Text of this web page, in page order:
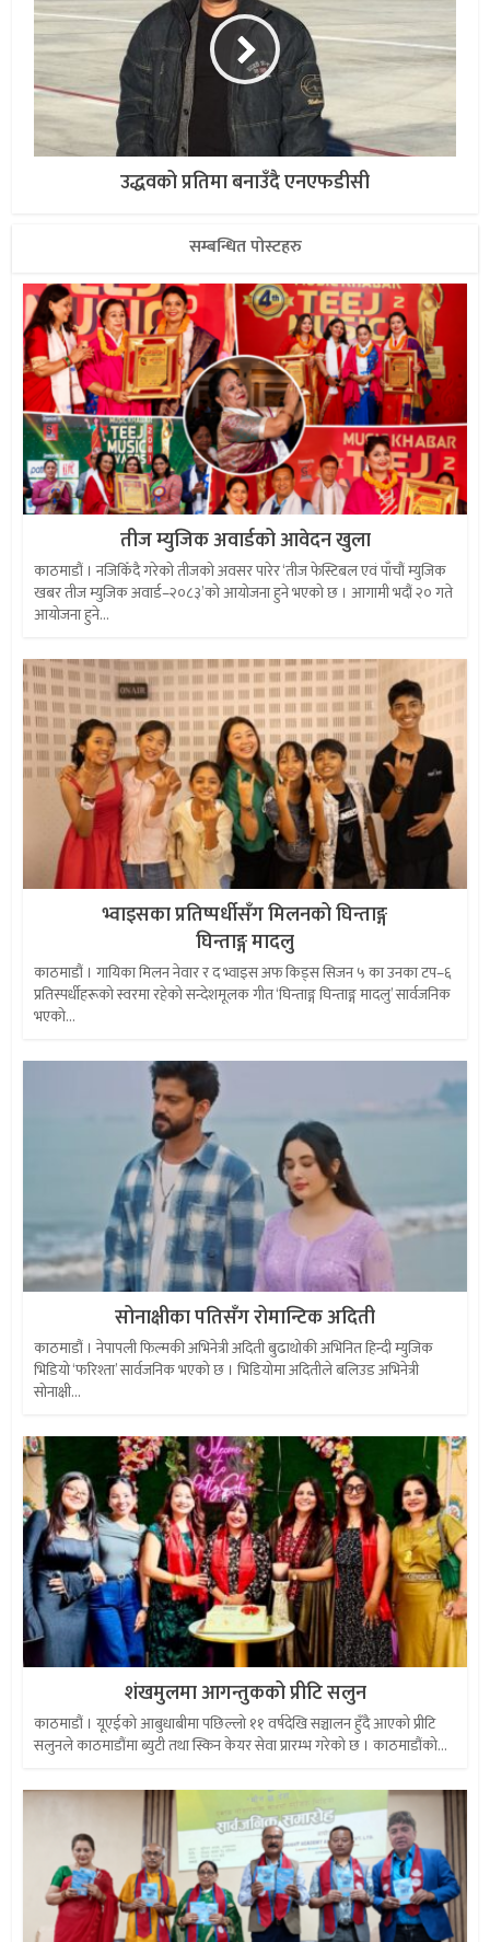
उद्धवको प्रतिमा बनाउँदै एनएफडीसी
सम्बन्धित पोस्टहरु
तीज म्युजिक अवार्डको आवेदन खुला
काठमाडौं । नजिकिँदै गरेको तीजको अवसर पारेर ‘तीज फेस्टिबल एवं पाँचौं म्युजिक
खबर तीज म्युजिक अवार्ड–२०८३’को आयोजना हुने भएको छ । आगामी भदौं २० गते
आयोजना हुने...
भ्वाइसका प्रतिष्पर्धीसँग मिलनको घिन्ताङ्ग
घिन्ताङ्ग मादलु
काठमाडौं । गायिका मिलन नेवार र द भ्वाइस अफ किड्स सिजन ५ का उनका टप–६
प्रतिस्पर्धीहरूको स्वरमा रहेको सन्देशमूलक गीत ‘घिन्ताङ्ग घिन्ताङ्ग मादलु’ सार्वजनिक
भएको...
सोनाक्षीका पतिसँग रोमान्टिक अदिती
काठमाडौं । नेपापली फिल्मकी अभिनेत्री अदिती बुढाथोकी अभिनित हिन्दी म्युजिक
भिडियो ‘फरिश्ता’ सार्वजनिक भएको छ । भिडियोमा अदितीले बलिउड अभिनेत्री
सोनाक्षी...
शंखमुलमा आगन्तुकको प्रीटि सलुन
काठमाडौं । यूएईको आबुधाबीमा पछिल्लो ११ वर्षदेखि सञ्चालन हुँदै आएको प्रीटि
सलुनले काठमाडौंमा ब्युटी तथा स्किन केयर सेवा प्रारम्भ गरेको छ । काठमाडौंको...